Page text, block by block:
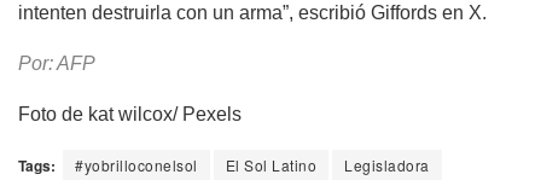
intenten destruirla con un arma”, escribió Giffords en X.
Por: AFP
Foto de kat wilcox/ Pexels
Tags: #yobrilloconelsol El Sol Latino
Legisladora